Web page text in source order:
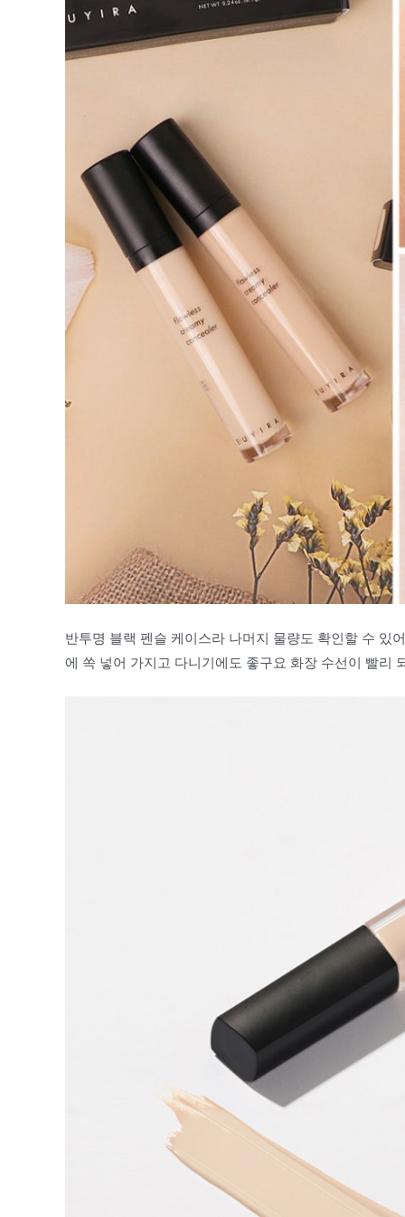
반투명 블랙 펜슬 케이스라 나머지 물량도 확인할 수 있
에 쏙 넣어 가지고 다니기에도 좋구요 화장 수선이 빨리